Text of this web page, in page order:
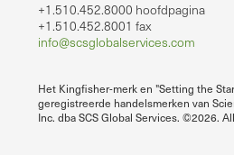
+1.510.452.8000 hoofdpagina
+1.510.452.8001 fax
info@scsglobalservices.com
Het Kingfisher-merk en "Setting the
geregistreerde handelsmerken van
Inc. dba SCS Global Services. ©2026.